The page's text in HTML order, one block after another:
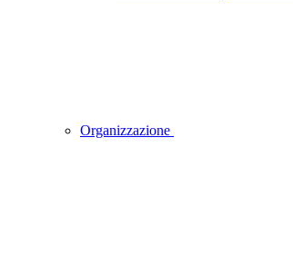
Organizzazione